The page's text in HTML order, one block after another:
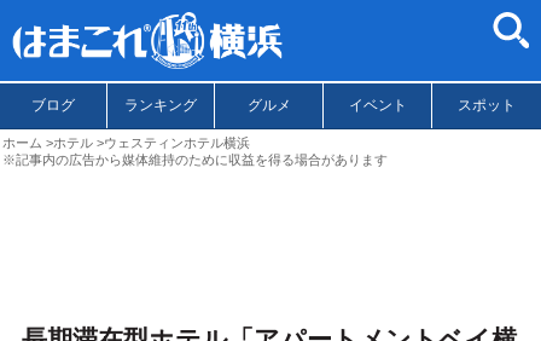
ブログ ランキング グルメ イベント スポット
ホーム ホテル
ウェスティンホテル横浜
※記事内の広告から媒体維持のために収益を得る場合があります